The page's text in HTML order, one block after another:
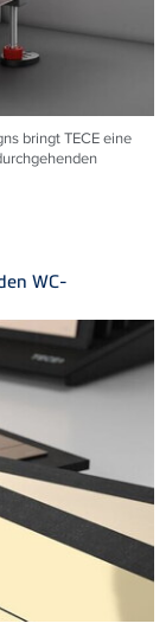
bringt TECE eine
WC-